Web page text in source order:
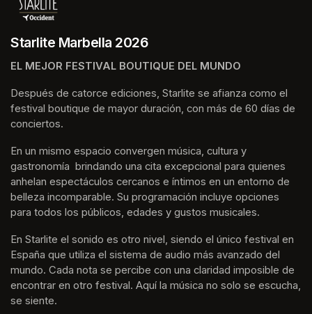
Starlite Marbella 2026
EL MEJOR FESTIVAL BOUTIQUE DEL MUNDO
Después de catorce ediciones, Starlite se afianza como el
festival boutique de mayor duración, con más de 60 días de
conciertos.
En un mismo espacio convergen música, cultura y
gastronomía  brindando una cita excepcional para quienes
anhelan espectáculos cercanos e íntimos en un entorno de
belleza incomparable. Su programación incluye opciones
para todos los públicos, edades y gustos musicales.
En Starlite el sonido es otro nivel, siendo el único festival en
España que utiliza el sistema de audio más avanzado del
mundo. Cada nota se percibe con una claridad imposible de
encontrar en otro festival. Aquí la música no solo se escucha,
se siente.